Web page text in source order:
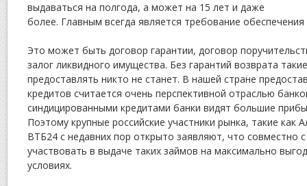
выдаваться на полгода, а может на 15 лет и даже
более. Главным всегда является требование
Это может быть договор гарантии, договор
залог ликвидного имущества. Без гарантий возврата
предоставлять никто не станет. В нашей стране
кредитов считается очень перспективной отраслью
синдицированными кредитами банки видят большие
Поэтому крупные российские участники рынка, такие как
ВТБ24 с недавних пор открыто заявляют, что совместно
участвовать в выдаче таких займов на максимально
условиях.